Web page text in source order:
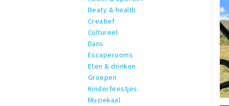
Beaty & health
Creatief
Cultureel
Dans
Escaperooms
Eten & drinken
Groepen
Kinderfeestjes
Muziekaal